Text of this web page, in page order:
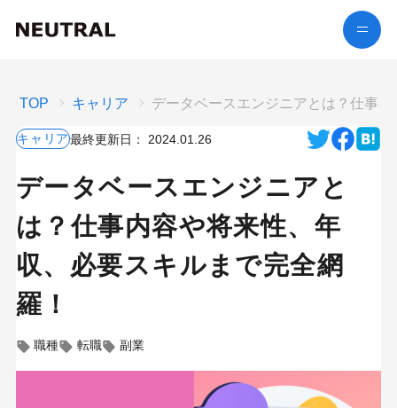
TOP キャリア データベースエンジニアとは？仕事
キャリア最終更新日： 2024.01.26
データベースエンジニアと
は？仕事内容や将来性、年
収、必要スキルまで完全網
羅！
職種 転職 副業